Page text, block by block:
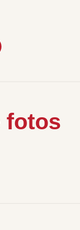
fotos